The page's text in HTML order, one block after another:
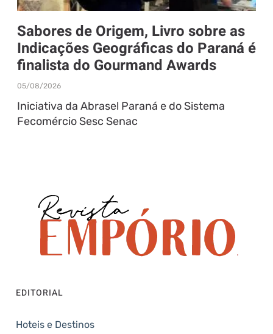
Sabores de Origem, Livro sobre as
Indicações Geográficas do Paraná é
finalista do Gourmand Awards
05/08/2026
Iniciativa da Abrasel Paraná e do Sistema
Fecomércio Sesc Senac
EDITORIAL
Hoteis e Destinos